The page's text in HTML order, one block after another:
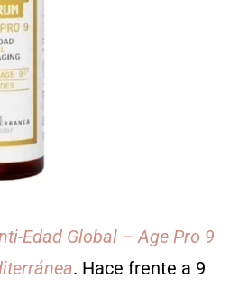
Edad Global – Age Pro 9
. Hace frente a 9